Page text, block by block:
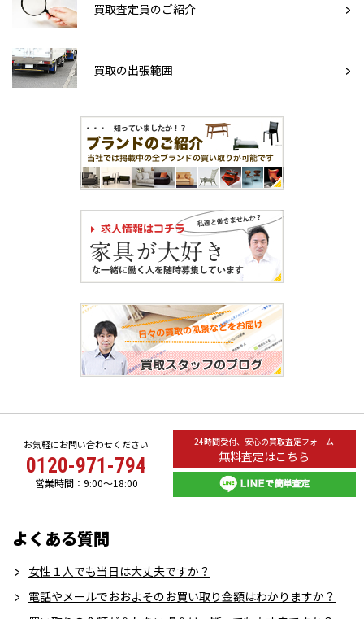
買取査定員のご紹介
買取の出張範囲
お気軽にお問い合わせください
0120-971-794
営業時間：9:00～18:00
24時間受付、安心の買取査定フォーム
無料査定はこちら
よくある質問
女性１人でも当日は大丈夫ですか？
電話やメールでおおよそのお買い取り金額はわかりますか？